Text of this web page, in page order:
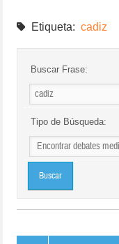
Etiqueta:cadiz
Buscar Frase:
Tipo de Búsqueda: